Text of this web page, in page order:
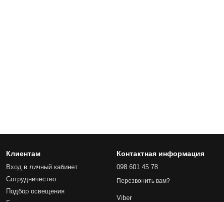
Клиентам
Вход в личный кабинет
Сотрудничество
Подбор освещения
Контактная информация
098 601 45 78
Перезвонить вам?
Viber